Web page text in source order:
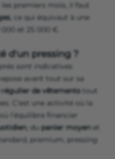
premiers mois, il faut
, ce qui équivaut à une
et 25 000 €.
d'un pressing ?
sont indicatives.
avant tout sur sa
de vêtements tout
C’est une activité où la
l’équilibre financier
, du panier moyenet
premium, pressing